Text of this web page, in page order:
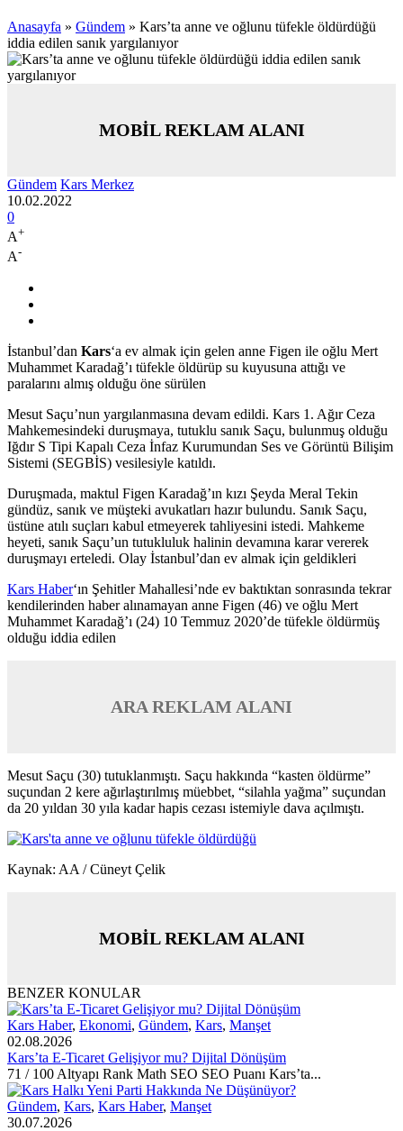
Anasayfa » Gündem » Kars’ta anne ve oğlunu tüfekle öldürdüğü
iddia edilen sanık yargılanıyor
MOBİL REKLAM ALANI
Gündem Kars Merkez
10.02.2022
0
A+
A-
İstanbul’dan Kars‘a ev almak için gelen anne Figen ile oğlu Mert
Muhammet Karadağ’ı tüfekle öldürüp su kuyusuna attığı ve
paralarını almış olduğu öne sürülen
Mesut Saçu’nun yargılanmasına devam edildi. Kars 1. Ağır Ceza
Mahkemesindeki duruşmaya, tutuklu sanık Saçu, bulunmuş olduğu
Iğdır S Tipi Kapalı Ceza İnfaz Kurumundan Ses ve Görüntü Bilişim
Sistemi (SEGBİS) vesilesiyle katıldı.
Duruşmada, maktul Figen Karadağ’ın kızı Şeyda Meral Tekin
gündüz, sanık ve müşteki avukatları hazır bulundu. Sanık Saçu,
üstüne atılı suçları kabul etmeyerek tahliyesini istedi. Mahkeme
heyeti, sanık Saçu’un tutukluluk halinin devamına karar vererek
duruşmayı erteledi. Olay İstanbul’dan ev almak için geldikleri
Kars Haber‘ın Şehitler Mahallesi’nde ev baktıktan sonrasında tekrar
kendilerinden haber alınamayan anne Figen (46) ve oğlu Mert
Muhammet Karadağ’ı (24) 10 Temmuz 2020’de tüfekle öldürmüş
olduğu iddia edilen
ARA REKLAM ALANI
Mesut Saçu (30) tutuklanmıştı. Saçu hakkında “kasten öldürme”
suçundan 2 kere ağırlaştırılmış müebbet, “silahla yağma” suçundan
da 20 yıldan 30 yıla kadar hapis cezası istemiyle dava açılmıştı.
Kaynak: AA / Cüneyt Çelik
MOBİL REKLAM ALANI
BENZER KONULAR
Kars Haber, Ekonomi, Gündem, Kars, Manşet
02.08.2026
Kars’ta E-Ticaret Gelişiyor mu? Dijital Dönüşüm
71 / 100 Altyapı Rank Math SEO SEO Puanı Kars’ta...
Gündem, Kars, Kars Haber, Manşet
30.07.2026